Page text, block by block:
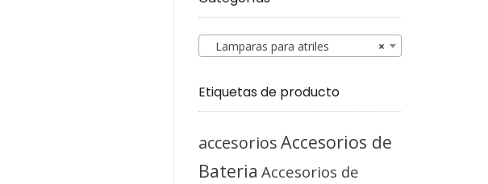
×
Lamparas para atriles
Etiquetas de producto
accesoriosAccesorios de
Bateria Accesorios de